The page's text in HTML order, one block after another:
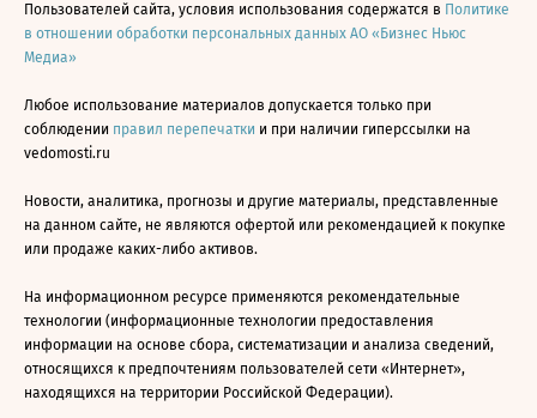
Пользователей сайта, условия использования содержатся в Политике
в отношении обработки персональных данных АО «Бизнес Ньюс
Медиа»
Любое использование материалов допускается только при
соблюдении правил перепечатки и при наличии гиперссылки на
vedomosti.ru
Новости, аналитика, прогнозы и другие материалы, представленные
на данном сайте, не являются офертой или рекомендацией к покупке
или продаже каких-либо активов.
На информационном ресурсе применяются рекомендательные
технологии (информационные технологии предоставления
информации на основе сбора, систематизации и анализа сведений,
относящихся к предпочтениям пользователей сети «Интернет»,
находящихся на территории Российской Федерации).